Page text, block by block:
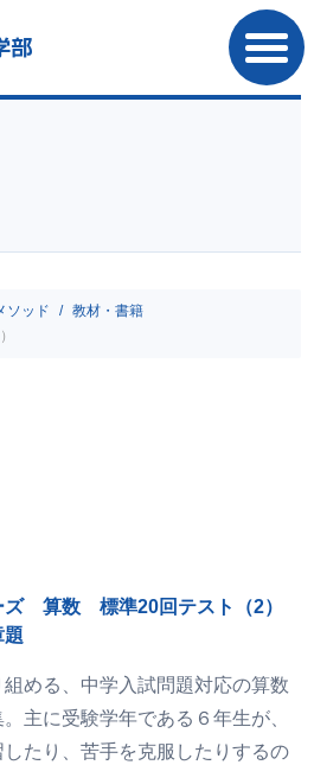
ソッド
教材・書籍
ズ 算数 標準20回テスト（2）
題
める、中学入試問題対応の算数
主に受験学年である６年生が、
たり、苦手を克服したりするの